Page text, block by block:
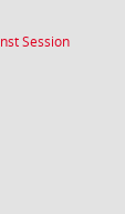
Session(Wird in